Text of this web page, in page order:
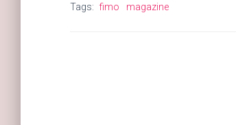
Tags: fimo magazine